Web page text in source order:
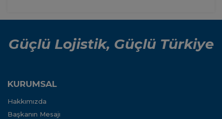
Güçlü Lojistik, Güçlü Türkiye
KURUMSAL
Hakkımızda
Başkanın Mesajı